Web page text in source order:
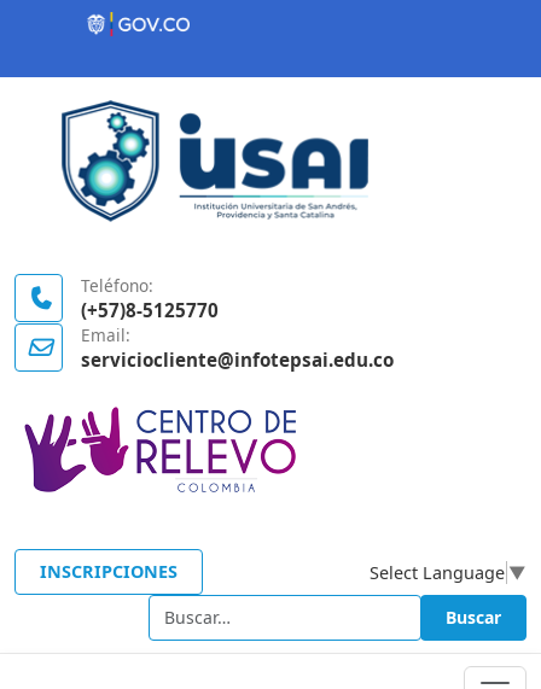
Contenido inicial
Teléfono:
(+57)8-5125770
Email:
serviciocliente@infotepsai.edu.co
INSCRIPCIONES Select Language ▼
Buscar Buscar